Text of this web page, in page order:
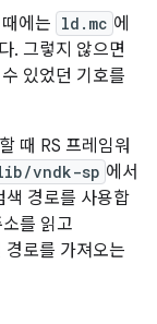
에는 ld.mc 에
. 그렇지 않으면
있었던 기호를
때 RS 프레임워
vndk-sp 에서
색 경로를 사용합
를 읽고
경로를 가져오는